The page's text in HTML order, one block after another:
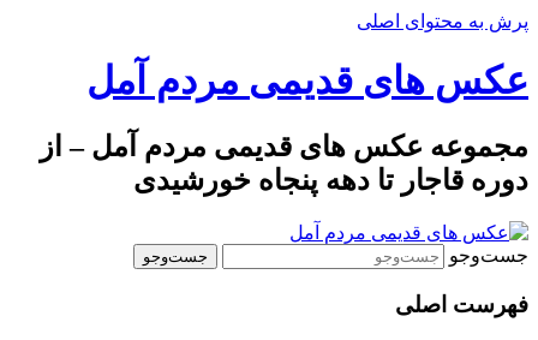
پرش به محتوای اصلی
عکس های قدیمی مردم آمل
مجموعه عکس های قدیمی مردم آمل – از
دوره قاجار تا دهه پنجاه خورشیدی
جست‌وجو
فهرست اصلی